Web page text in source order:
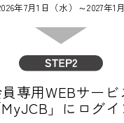
年7月1日（水）～2027年1
専用WEBサービ
MyJCB」にログイ